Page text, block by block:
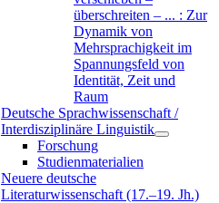
überschreiten – ... : Zur
Dynamik von
Mehrsprachigkeit im
Spannungsfeld von
Identität, Zeit und
Raum
Deutsche Sprachwissenschaft /
Interdisziplinäre Linguistik
Forschung
Studienmaterialien
Neuere deutsche
Literaturwissenschaft (17.–19. Jh.)